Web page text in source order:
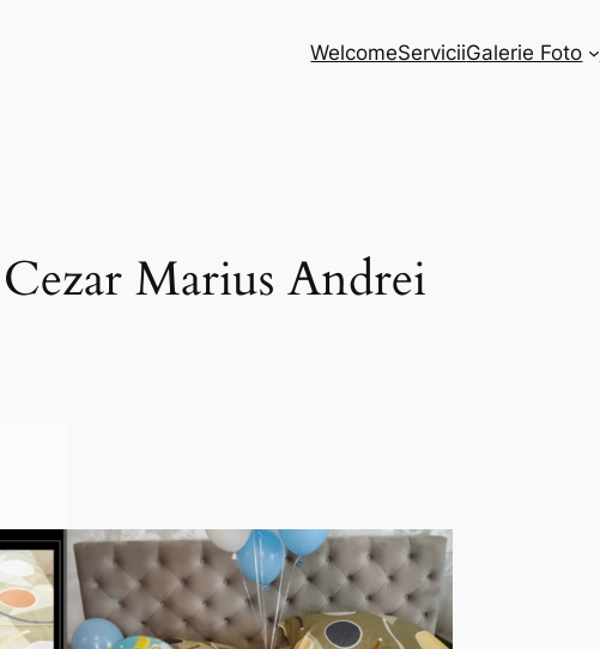
WelcomeServiciiGalerie Foto
Marius Andrei